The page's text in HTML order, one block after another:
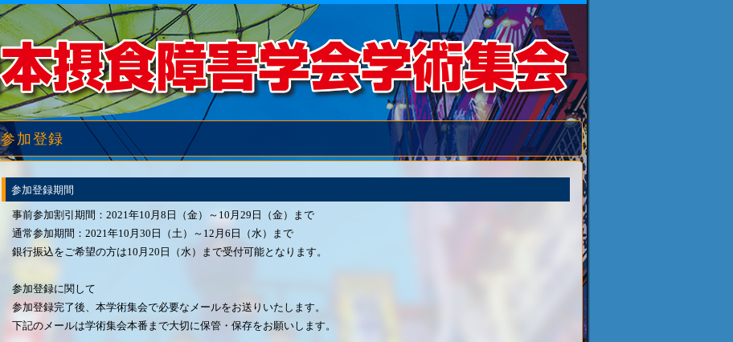
参加登録
参加登録期間
事前参加割引期間：2021年10月8日（金）～10月29日（金）まで
通常参加期間：2021年10月30日（土）～12月6日（水）まで
銀行振込をご希望の方は10月20日（水）まで受付可能となります。
参加登録に関して
参加登録完了後、本学術集会で必要なメールをお送りいたします。
下記のメールは学術集会本番まで大切に保管・保存をお願いします。